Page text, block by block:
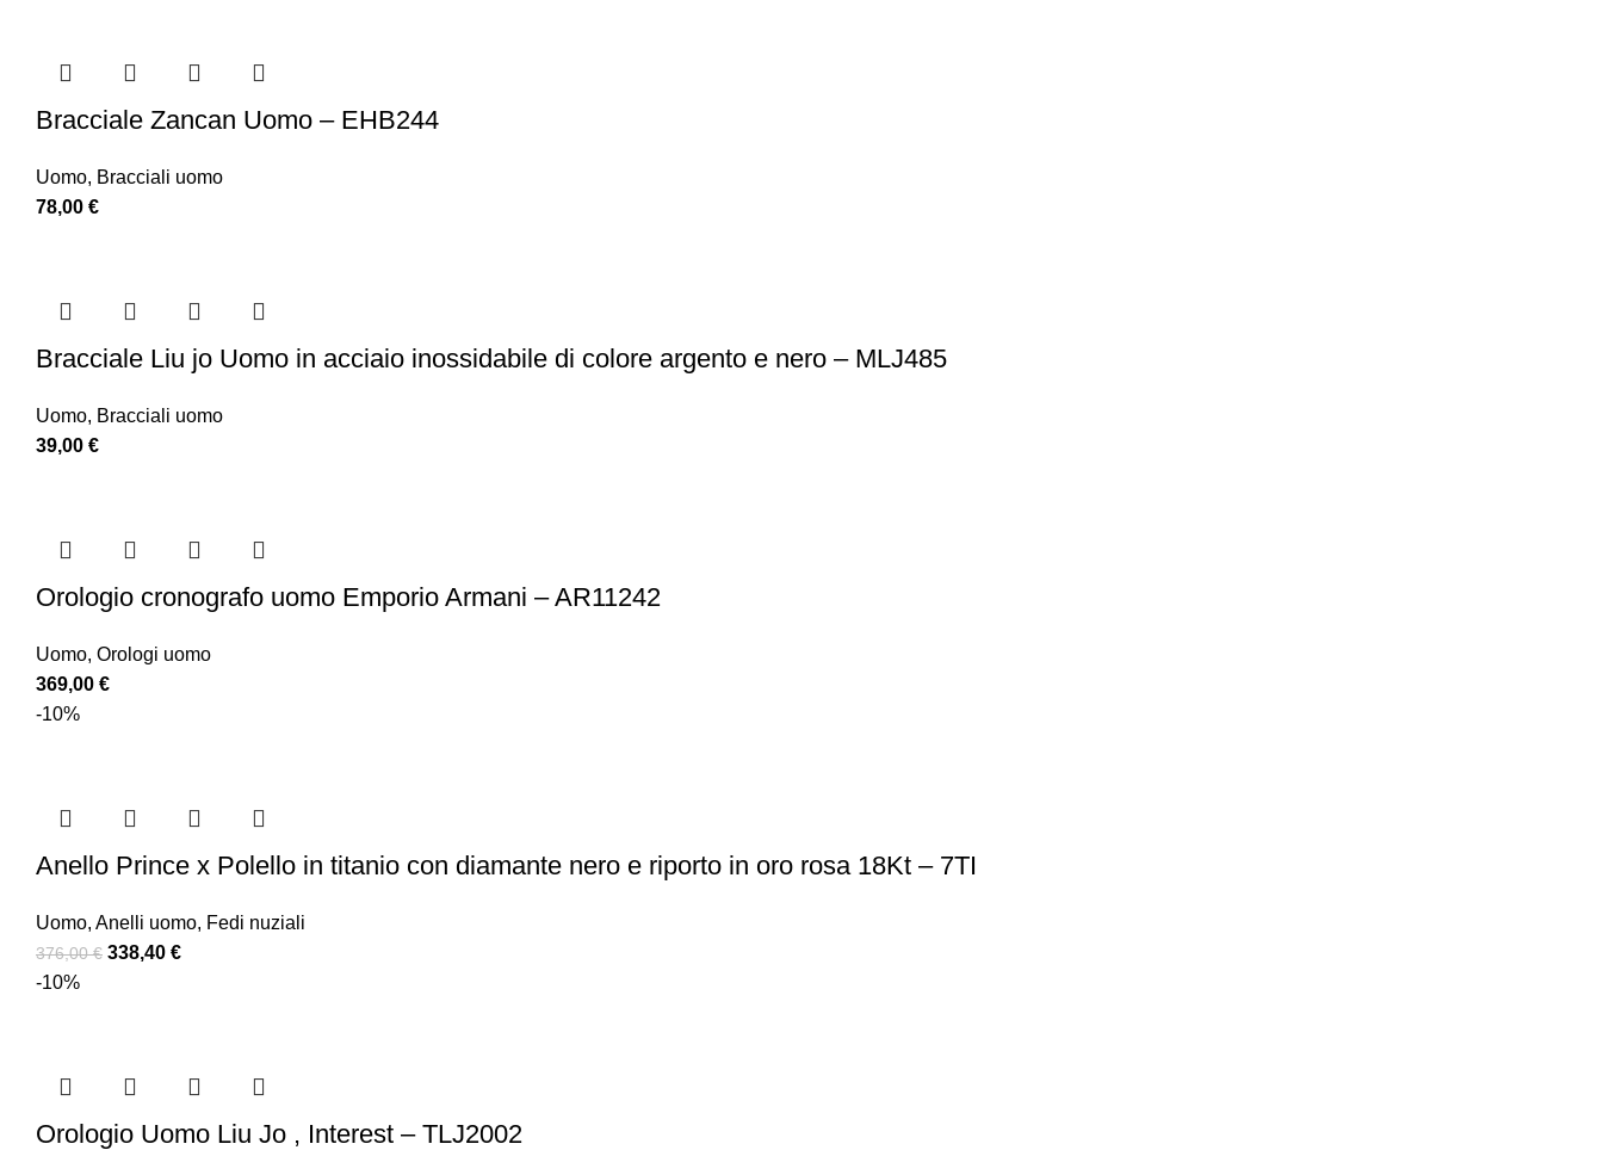
Bracciale Zancan Uomo – EHB244
Uomo, Bracciali uomo
78,00 €
Bracciale Liu jo Uomo in acciaio inossidabile di colore argento e nero – MLJ485
Uomo, Bracciali uomo
39,00 €
Orologio cronografo uomo Emporio Armani – AR11242
Uomo, Orologi uomo
369,00 €
-10%
Anello Prince x Polello in titanio con diamante nero e riporto in oro rosa 18Kt – 7TI
Uomo, Anelli uomo, Fedi nuziali
376,00€ 338,40 €
-10%
Orologio Uomo Liu Jo , Interest – TLJ2002